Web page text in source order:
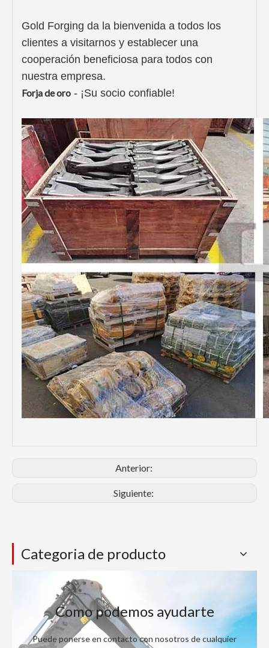
Gold Forging da la bienvenida a todos los
clientes a visitarnos y establecer una
cooperación beneficiosa para todos con
nuestra empresa.
Forja de oro - ¡Su socio confiable!
Anterior:
Siguiente:
Categoria de producto
Como podemos ayudarte
Puede ponerse en contacto con nosotros de cualquier